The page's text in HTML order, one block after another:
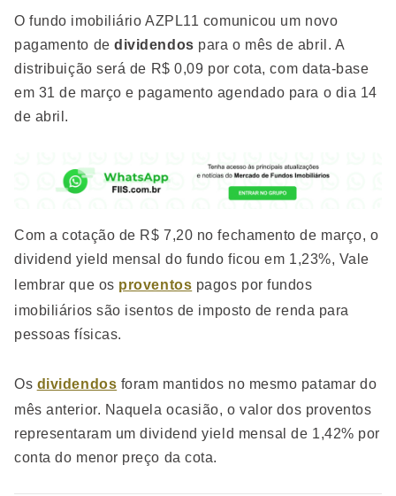
O fundo imobiliário AZPL11 comunicou um novo
pagamento dedividendos para o mês de abril. A
distribuição será de R$ 0,09 por cota, com data-base
em 31 de março e pagamento agendado para o dia 14
de abril.
Com a cotação de R$ 7,20 no fechamento de março, o
dividend yield mensal do fundo ficou em 1,23%, Vale
lembrar que os proventos pagos por fundos
imobiliários são isentos de imposto de renda para
pessoas físicas.
Os dividendos foram mantidos no mesmo patamar do
mês anterior. Naquela ocasião, o valor dos proventos
representaram um dividend yield mensal de 1,42% por
conta do menor preço da cota.